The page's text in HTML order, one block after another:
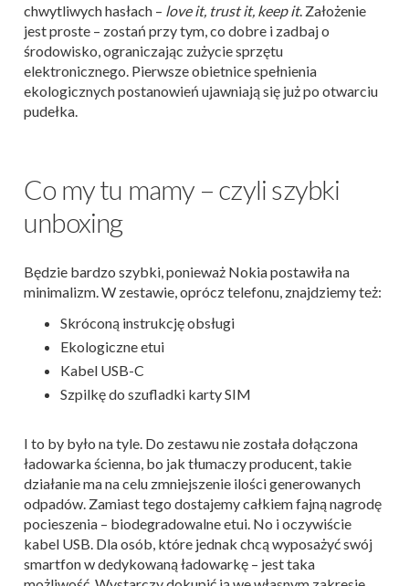
chwytliwych hasłach – love it, trust it, keep it. Założenie
jest proste – zostań przy tym, co dobre i zadbaj o
środowisko, ograniczając zużycie sprzętu
elektronicznego. Pierwsze obietnice spełnienia
ekologicznych postanowień ujawniają się już po otwarciu
pudełka.
Co my tu mamy – czyli szybki
unboxing
Będzie bardzo szybki, ponieważ Nokia postawiła na
minimalizm. W zestawie, oprócz telefonu, znajdziemy też:
Skróconą instrukcję obsługi
Ekologiczne etui
Kabel USB-C
Szpilkę do szufladki karty SIM
I to by było na tyle. Do zestawu nie została dołączona
ładowarka ścienna, bo jak tłumaczy producent, takie
działanie ma na celu zmniejszenie ilości generowanych
odpadów. Zamiast tego dostajemy całkiem fajną nagrodę
pocieszenia – biodegradowalne etui. No i oczywiście
kabel USB. Dla osób, które jednak chcą wyposażyć swój
smartfon w dedykowaną ładowarkę – jest taka